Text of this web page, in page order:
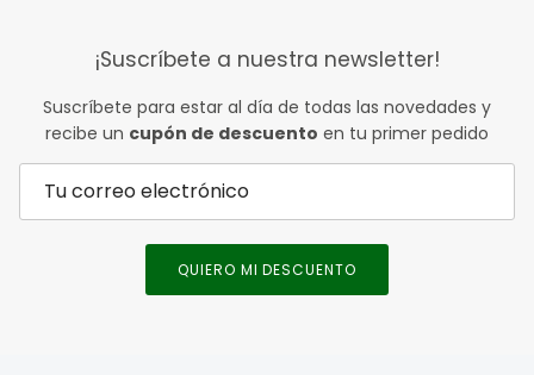
¡Suscríbete a nuestra newsletter!
Suscríbete para estar al día de todas las novedades y
recibe un cupón de descuento en tu primer pedido
QUIERO MI DESCUENTO